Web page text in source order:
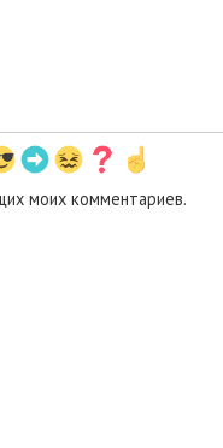
моих комментариев.